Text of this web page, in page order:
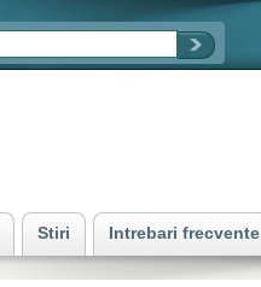
Stiri Intrebari frecvente